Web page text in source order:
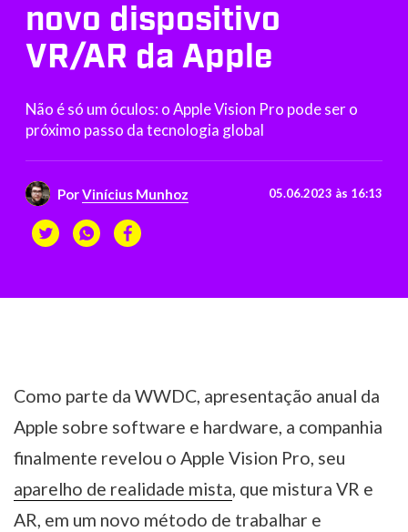
novo dispositivo
VR/AR da Apple
Não é só um óculos: o Apple Vision Pro pode ser o
próximo passo da tecnologia global
PorVinícius Munhoz 05.06.2023 às 16:13
Como parte da WWDC, apresentação anual da
Apple sobre software e hardware, a companhia
finalmente revelou o Apple Vision Pro, seu
aparelho de realidade mista , que mistura VR e
AR, em um novo método de trabalhar e